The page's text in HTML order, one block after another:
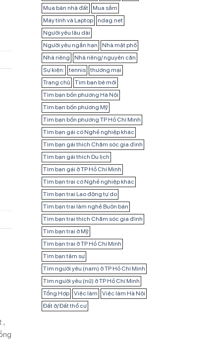
,
Mua bán nhà đất
Mua sắm
Máy tính và Laptop
ndag.net
Người yêu lâu dài
Người yêu ngắn hạn
Nhà mặt phố
Nhà riêng
Nhà riêng/ nguyên căn
Sự kiện:
tennis
thương mại
Trang chủ
Tìm bạn bè mới
Tìm bạn bốn phương Hà Nội
Tìm bạn bốn phương Mỹ
Tìm bạn bốn phương TP Hồ Chí Minh
Tìm bạn gái có Nghề nghiệp khác
Tìm bạn gái thích Chăm sóc gia đình
Tìm bạn gái thích Du lịch
Tìm bạn gái ở TP Hồ Chí Minh
Tìm bạn trai có Nghề nghiệp khác
Tìm bạn trai Lao động tự do
Tìm bạn trai làm nghề Buôn bán
Tìm bạn trai thích Chăm sóc gia đình
Tìm bạn trai ở Mỹ
Tìm bạn trai ở TP Hồ Chí Minh
Tìm bạn tâm sự
Tìm người yêu (nam) ở TP Hồ Chí Minh
Tìm người yêu (nữ) ở TP Hồ Chí Minh
Tổng Hợp
Việc làm
Việc làm Hà Nội
Đất ở/ Đất thổ cư